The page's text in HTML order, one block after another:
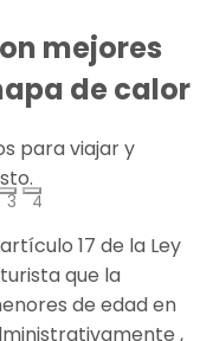
mejores
de calor
para viajar y
3 4
17 de la Ley
que la
de edad en
,